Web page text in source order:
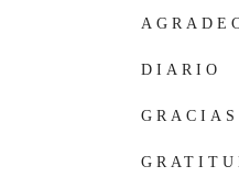
DIARIO
GRACIAS